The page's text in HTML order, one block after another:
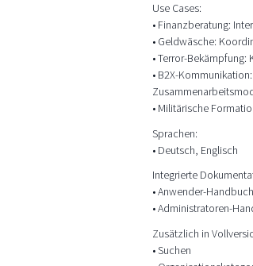
Use Cases:
• Finanzberatung:
• Geldwäsche:
• Terror-
• B2X-
• Militärische
Sprachen:
• Deutsch, Englisch
Integrierte
• Anwender-
• Administratoren-
Zusätzlich in
• Suchen